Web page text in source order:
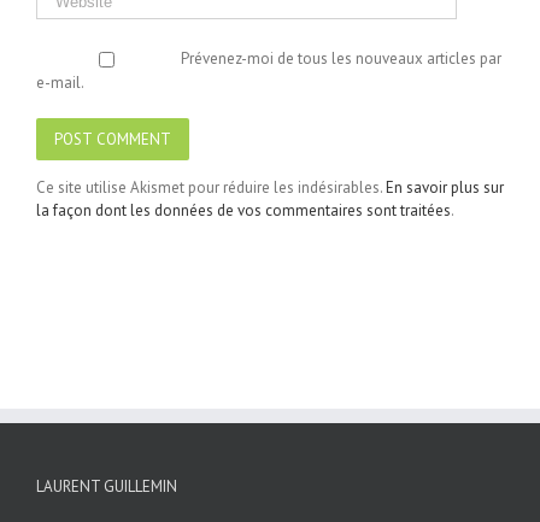
Prévenez-moi de tous les nouveaux articles par
e-mail.
Ce site utilise Akismet pour réduire les indésirables.En savoir plus sur
la façon dont les données de vos commentaires sont traitées.
LAURENT GUILLEMIN